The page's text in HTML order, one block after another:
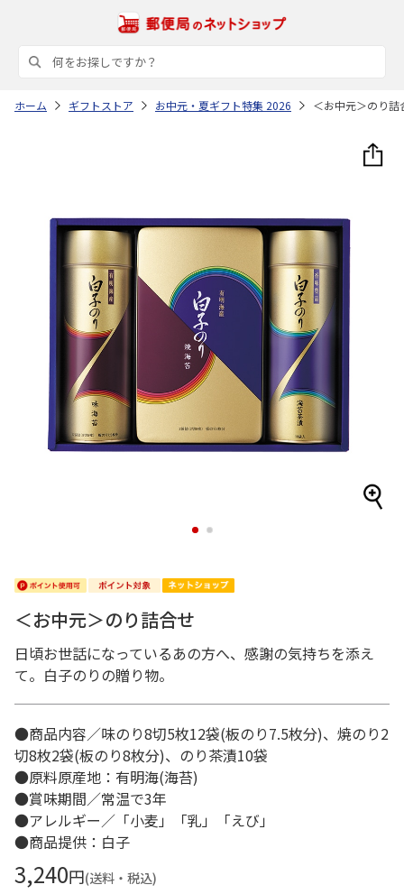
ホーム ギフトストア お中元・夏ギフト特集 2026 ＜お中元＞のり詰
1 2
＜お中元＞のり詰合せ
日頃お世話になっているあの方へ、感謝の気持ちを添え
て。白子のりの贈り物。
●商品内容／味のり8切5枚12袋(板のり7.5枚分)、焼のり2
切8枚2袋(板のり8枚分)、のり茶漬10袋
●原料原産地：有明海(海苔)
●賞味期間／常温で3年
●アレルギー／「小麦」「乳」「えび」
●商品提供：白子
3,240円(送料・税込)